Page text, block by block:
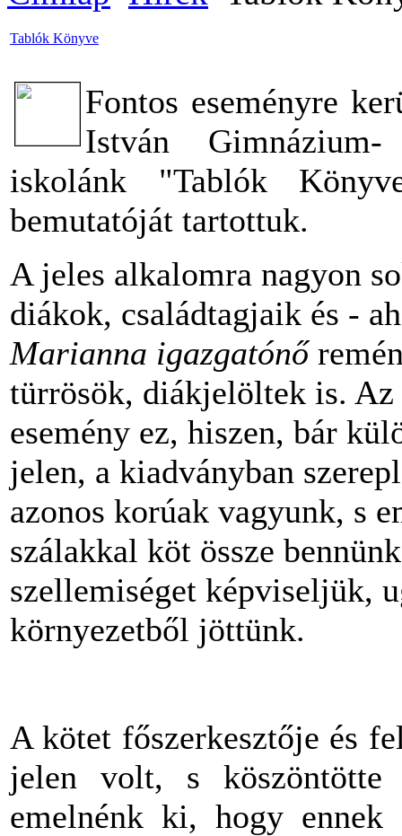
Tablók Könyve
Fontos eseményre
István
iskolánk "Tablók
bemutatóját tartottuk.
A jeles alkalomra nagyon
diákok, családtagjaik és -
Marianna igazgatónő
türrösök, diákjelöltek is.
esemény ez, hiszen, bár
jelen, a kiadványban
azonos korúak vagyunk, s
szálakkal köt össze
szellemiséget képviseljük,
környezetből jöttünk.
A kötet főszerkesztője és
jelen volt, s köszöntötte
emelnénk ki, hogy